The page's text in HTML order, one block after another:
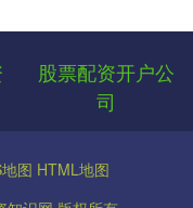
股票配资开户公
司
图 HTML地图